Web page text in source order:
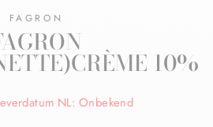
FAGRON
10%
NL: Onbekend